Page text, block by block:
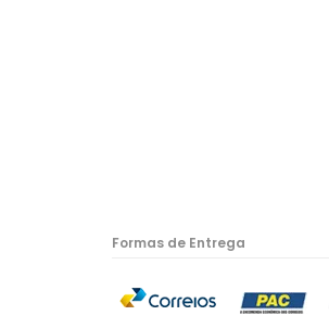
Formas de Entrega